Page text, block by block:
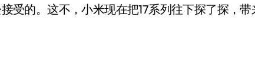
exFAT和NTFS的终极对决
把手机塞冰箱，你中招了吗？
受的。这不，小米现在把17系列往下探了探，带